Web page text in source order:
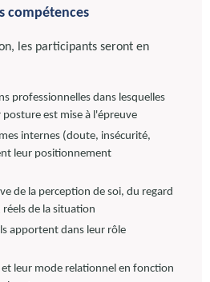
compétences
les participants seront en
professionnelles dans lesquelles
posture est mise à l'épreuve
internes (doute, insécurité,
leur positionnement
de la perception de soi, du regard
de la situation
apportent dans leur rôle
leur mode relationnel en fonction